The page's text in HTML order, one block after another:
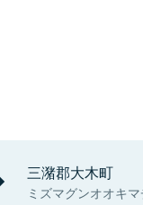
三潴郡大木町
ミズマグンオオキマ